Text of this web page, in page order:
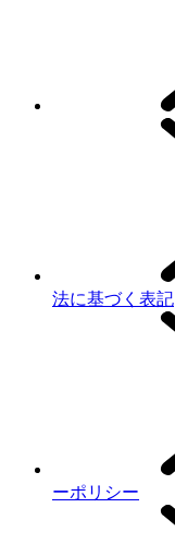
法に基づく表記
ーポリシー